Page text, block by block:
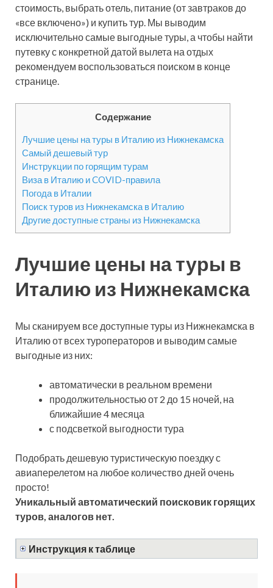
стоимость, выбрать отель, питание (от завтраков до
«все включено») и купить тур. Мы выводим
исключительно самые выгодные туры, а чтобы найти
путевку с конкретной датой вылета на отдых
рекомендуем воспользоваться поиском в конце
странице.
Содержание
Лучшие цены на туры в Италию из Нижнекамска
Самый дешевый тур
Инструкции по горящим турам
Виза в Италию и COVID-правила
Погода в Италии
Поиск туров из Нижнекамска в Италию
Другие доступные страны из Нижнекамска
Лучшие цены на туры в
Италию из Нижнекамска
Мы сканируем все доступные туры из Нижнекамска в
Италию от всех туроператоров и выводим самые
выгодные из них:
автоматически в реальном времени
продолжительностью от 2 до 15 ночей, на
ближайшие 4 месяца
с подсветкой выгодности тура
Подобрать дешевую туристическую поездку с
авиаперелетом на любое количество дней очень
просто!
Уникальный автоматический поисковик горящих
туров, аналогов нет.
Инструкция к таблице